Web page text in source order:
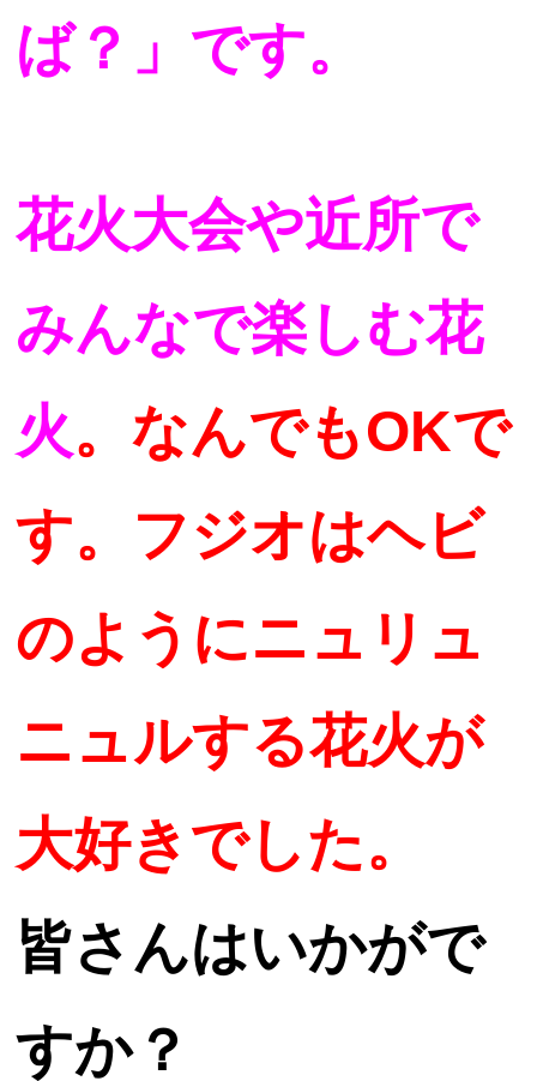
ば？」です。
花火大会や近所で
みんなで楽しむ花
火。なんでもOKで
す。フジオはヘビ
のようにニュリュ
ニュルする花火が
大好きでした。
皆さんはいかがで
すか？